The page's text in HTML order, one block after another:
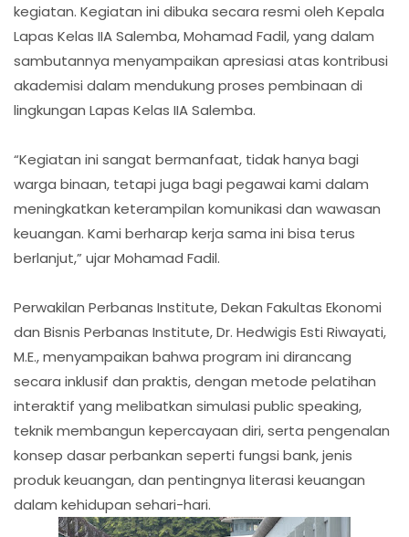
kegiatan. Kegiatan ini dibuka secara resmi oleh Kepala
Lapas Kelas IIA Salemba, Mohamad Fadil, yang dalam
sambutannya menyampaikan apresiasi atas kontribusi
akademisi dalam mendukung proses pembinaan di
lingkungan Lapas Kelas IIA Salemba.
“Kegiatan ini sangat bermanfaat, tidak hanya bagi
warga binaan, tetapi juga bagi pegawai kami dalam
meningkatkan keterampilan komunikasi dan wawasan
keuangan. Kami berharap kerja sama ini bisa terus
berlanjut,” ujar Mohamad Fadil.
Perwakilan Perbanas Institute, Dekan Fakultas Ekonomi
dan Bisnis Perbanas Institute, Dr. Hedwigis Esti Riwayati,
M.E., menyampaikan bahwa program ini dirancang
secara inklusif dan praktis, dengan metode pelatihan
interaktif yang melibatkan simulasi public speaking,
teknik membangun kepercayaan diri, serta pengenalan
konsep dasar perbankan seperti fungsi bank, jenis
produk keuangan, dan pentingnya literasi keuangan
dalam kehidupan sehari-hari.